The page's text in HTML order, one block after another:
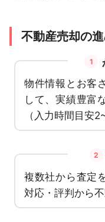
不動産売却の
1
物件情報とお客
して、実績豊富
（入力時間目安
2
複数社から査定
対応・評判から不